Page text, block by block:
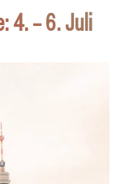
4. – 6. Juli